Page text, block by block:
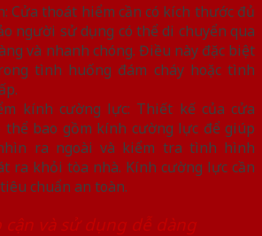
Cửa thoát hiểm cần có kích thước đủ
người sử dụng có thể di chuyển qua
và nhanh chóng. Điều này đặc biệt
tình huống đám cháy hoặc tình
kính cường lực: Thiết kế của cửa
thể bao gồm kính cường lực để giúp
ra ngoài và kiểm tra tình hình
ra khỏi tòa nhà. Kính cường lực cần
chuẩn an toàn.
cận và sử dụng dễ dàng